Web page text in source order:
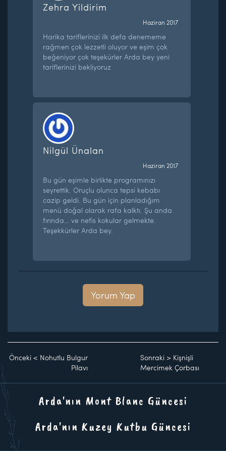
Zehra Yildirim
Haziran 2017
Harika tariflerinizi ilk defa denememe
rağmen çok lezzetli oluyor ve eşim çok
beğeniyor çok teşekürler Arda bey yeni
tariflerinizi bekliyoruz
Nilgül Ünalan
Haziran 2017
Bu gün eşimle birlikte programınızı
seyrettik. Oruçlu olunca tepsi kebabı
cazip geldi. Bu gün için planladığım
menü doğal olarak rafa kalktı. Şu anda
fırında… ve nefis kokular gelmekte.
Teşekkürler Arda bey.
Yorum Yap
Önceki < Nohutlu Bulgur
Pilavı
Sonraki > Kişnişli
Mercimek Çorbası
Arda'nın Mont Blanc Güncesi
Arda'nın Kuzey Kutbu Güncesi